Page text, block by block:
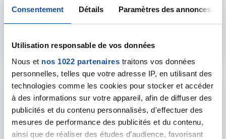
Consentement Détails Paramètres des annonces
Utilisation responsable de vos données
Nous et nos 1022 partenaires traitons vos données
personnelles, telles que votre adresse IP, en utilisant des
technologies comme les cookies pour stocker et accéder
à des informations sur votre appareil, afin de diffuser des
publicités et du contenu personnalisés, d'effectuer des
mesures de performance des publicités et du contenu,
ainsi que de réaliser des études d’audience, favorisant
Découvrir
Informations